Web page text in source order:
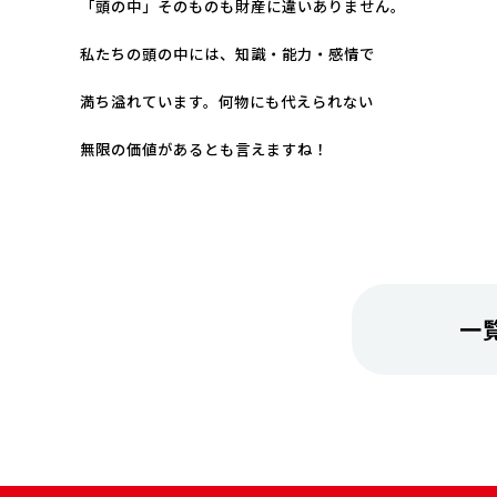
「頭の中」そのものも財産に違いありません。
私たちの頭の中には、知識・能力・感情で
満ち溢れています。 何物にも代えられない
無限の価値があるとも言えますね！
一